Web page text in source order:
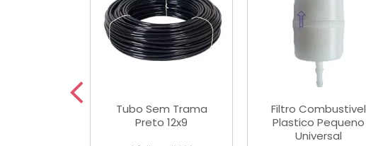
Tubo Sem Trama
Preto 12x9
Filtro Combustivel
Plastico Pequeno
Universal